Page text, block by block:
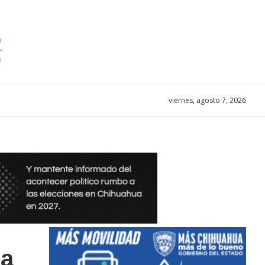
viernes, agosto 7, 2026